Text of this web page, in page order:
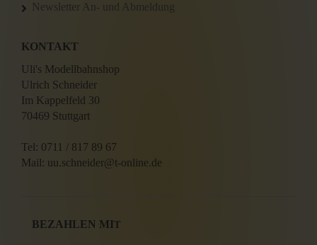
Newsletter An- und Abmeldung
KONTAKT
Uli's Modellbahnshop
Ulrich Schneider
Im Kappelfeld 30
70469 Stuttgart
Tel: 0711 / 817 89 67
Mail: uu.schneider@t-online.de
BEZAHLEN MIT